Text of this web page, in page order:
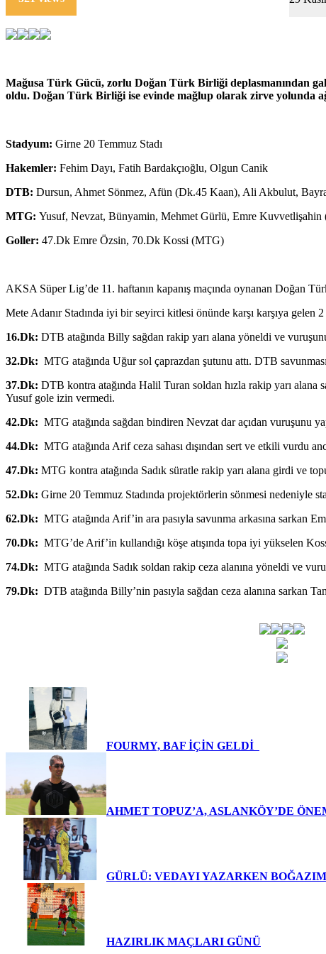
Mağusa Türk Gücü, zorlu Doğan Türk Birliği deplasmanından
oldu. Doğan Türk Birliği ise evinde mağlup olarak zirve yolunda
Stadyum: Girne 20 Temmuz Stadı
Hakemler: Fehim Dayı, Fatih Bardakçıoğlu, Olgun Canik
DTB: Dursun, Ahmet Sönmez, Afün (Dk.45 Kaan), Ali Akbulut,
MTG: Yusuf, Nevzat, Bünyamin, Mehmet Gürlü, Emre
Goller: 47.Dk Emre Özsin, 70.Dk Kossi (MTG)
AKSA Süper Lig’de 11. haftanın kapanış maçında oynanan Doğan
Mete Adanır Stadında iyi bir seyirci kitlesi önünde karşı karşıya
16.Dk: DTB atağında Billy sağdan rakip yarı alana yöneldi ve
32.Dk: MTG atağında Uğur sol çaprazdan şutunu attı. DTB
37.Dk: DTB kontra atağında Halil Turan soldan hızla rakip yarı alana
Yusuf gole izin vermedi.
42.Dk: MTG atağında sağdan bindiren Nevzat dar açıdan vuruşunu
44.Dk: MTG atağında Arif ceza sahası dışından sert ve etkili vurdu
47.Dk: MTG kontra atağında Sadık süratle rakip yarı alana girdi ve
52.Dk: Girne 20 Temmuz Stadında projektörlerin sönmesi nedeniyle
62.Dk: MTG atağında Arif’in ara pasıyla savunma arkasına sarkan
70.Dk: MTG’de Arif’in kullandığı köşe atışında topa iyi yükselen
74.Dk: MTG atağında Sadık soldan rakip ceza alanına yöneldi ve
79.Dk: DTB atağında Billy’nin pasıyla sağdan ceza alanına sarkan
FOURMY, BAF İÇİN GELDİ
AHMET TOPUZ’A, ASLANKÖY’DE
GÜRLÜ: VEDAYI YAZARKEN
HAZIRLIK MAÇLARI GÜNÜ